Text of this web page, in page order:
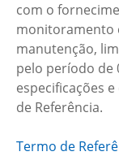
com o
monitoramento
manutenção,
pelo período de
especificações
de Referência.
Termo de